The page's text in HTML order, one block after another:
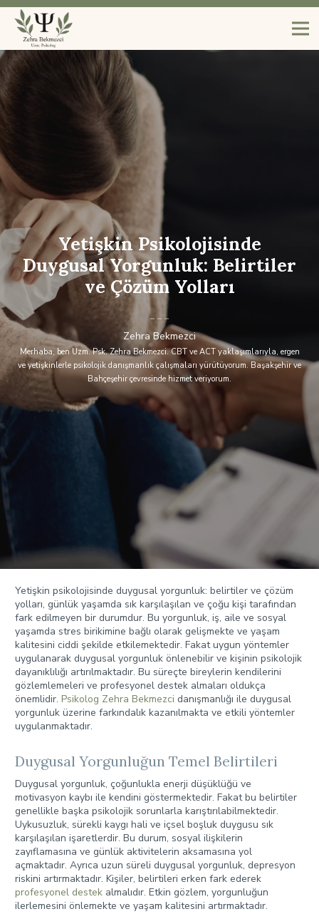
Yetişkin Psikolojisinde
Duygusal Yorgunluk: Belirtiler
ve Çözüm Yolları
Zehra Bekmezci
Merhaba, ben Uzm. Psk. Zehra Bekmezci. CBT ve ACT yaklaşımlarıyla, ergen
ve yetişkinlerle psikolojik danışmanlık çalışmaları yürütüyorum. Başakşehir ve
Bahçeşehir çevresinde hizmet veriyorum.
Yetişkin psikolojisinde duygusal yorgunluk: belirtiler ve çözüm
yolları, günlük yaşamda sık karşılaşılan ve çoğu kişi tarafından
fark edilmeyen bir durumdur. Bu yorgunluk, iş, aile ve sosyal
yaşamda stres birikimine bağlı olarak gelişmekte ve yaşam
kalitesini ciddi şekilde etkilemektedir. Fakat uygun yöntemler
uygulanarak duygusal yorgunluk önlenebilir ve kişinin psikolojik
dayanıklılığı artırılmaktadır. Bu süreçte bireylerin kendilerini
gözlemlemeleri ve profesyonel destek almaları oldukça
önemlidir. Psikolog Zehra Bekmezci danışmanlığı ile duygusal
yorgunluk üzerine farkındalık kazanılmakta ve etkili yöntemler
uygulanmaktadır.
Duygusal Yorgunluğun Temel Belirtileri
Duygusal yorgunluk, çoğunlukla enerji düşüklüğü ve
motivasyon kaybı ile kendini göstermektedir. Fakat bu belirtiler
genellikle başka psikolojik sorunlarla karıştırılabilmektedir.
Uykusuzluk, sürekli kaygı hali ve içsel boşluk duygusu sık
karşılaşılan işaretlerdir. Bu durum, sosyal ilişkilerin
zayıflamasına ve günlük aktivitelerin aksamasına yol
açmaktadır. Ayrıca uzun süreli duygusal yorgunluk, depresyon
riskini artırmaktadır. Kişiler, belirtileri erken fark ederek
profesyonel destek almalıdır. Etkin gözlem, yorgunluğun
ilerlemesini önlemekte ve yaşam kalitesini artırmaktadır.